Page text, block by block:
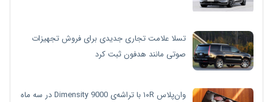
تسلا علامت تجاری جدیدی برای فروش تجهیزات
صوتی مانند هدفون ثبت کرد
وان‌پلاس ۱۰R با تراشه‌ی Dimensity 9000 در سه ماه